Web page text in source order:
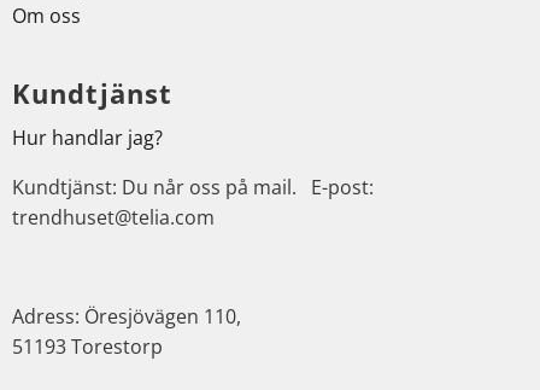
Om oss
Kundtjänst
Hur handlar jag?
Kundtjänst: Du når oss på mail. E-post:
trendhuset@telia.com
Adress: Öresjövägen 110,
51193 Torestorp